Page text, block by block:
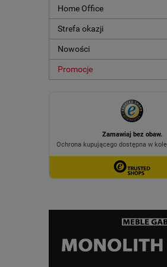
Home Office
Strefa okazji
Nowości
Promocje